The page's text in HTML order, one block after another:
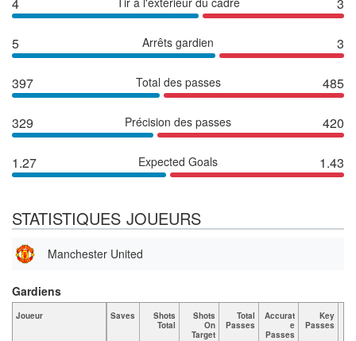
5 Arrêts gardien 3
397 Total des passes 485
329 Précision des passes 420
1.27 Expected Goals 1.43
STATISTIQUES JOUEURS
Manchester United
Joueur Saves
Shots
Total
Shots
On
Target
Total
Passes
Accurat
e
Passes
Key
Passes
Gardiens